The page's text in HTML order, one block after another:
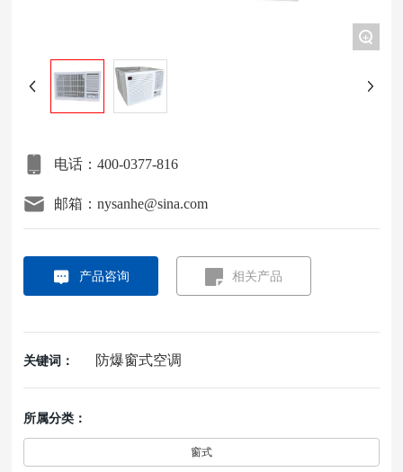
联系我们
+
电话：400-0377-816
邮箱：nysanhe@sina.com
产品咨询 相关产品
关键词： 防爆窗式空调
所属分类：
窗式